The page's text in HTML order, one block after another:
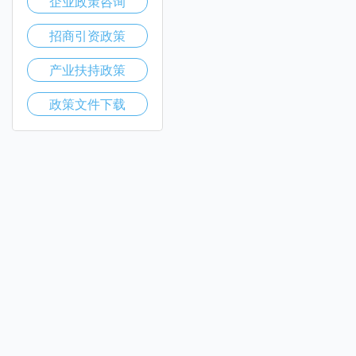
招商引资政策
产业扶持政策
政策文件下载